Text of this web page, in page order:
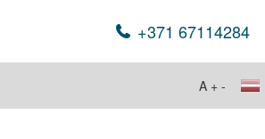
+371 67114284
A + -